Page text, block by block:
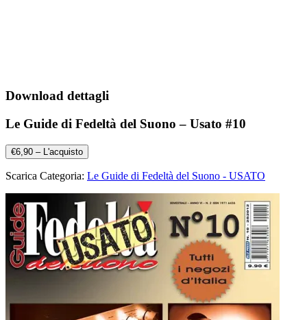
Download dettagli
Le Guide di Fedeltà del Suono – Usato #10
€6,90 – L'acquisto
Scarica Categoria: Le Guide di Fedeltà del Suono - USATO